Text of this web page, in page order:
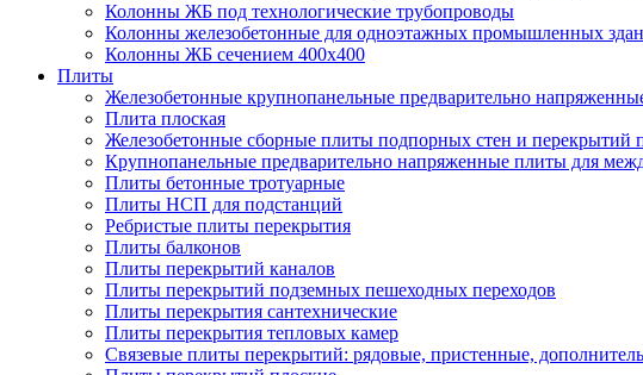
Колонны ЖБ под технологические трубопроводы
Колонны железобетонные для одноэтажных промышленных
Колонны ЖБ сечением 400х400
Плиты
Железобетонные крупнопанельные предварительно
Плита плоская
Железобетонные сборные плиты подпорных стен и перекрытий
Крупнопанельные предварительно напряженные плиты для
Плиты бетонные тротуарные
Плиты НСП для подстанций
Ребристые плиты перекрытия
Плиты балконов
Плиты перекрытий каналов
Плиты перекрытий подземных пешеходных переходов
Плиты перекрытия сантехнические
Плиты перекрытия тепловых камер
Связевые плиты перекрытий: рядовые, пристенные,